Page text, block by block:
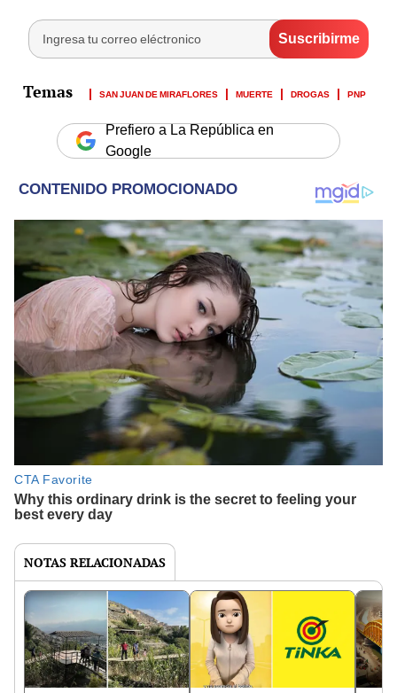
SAN JUAN DE MIRAFLORES MUERTE DROGAS PNP
Prefiero a La República en
Google
NOTAS RELACIONADAS